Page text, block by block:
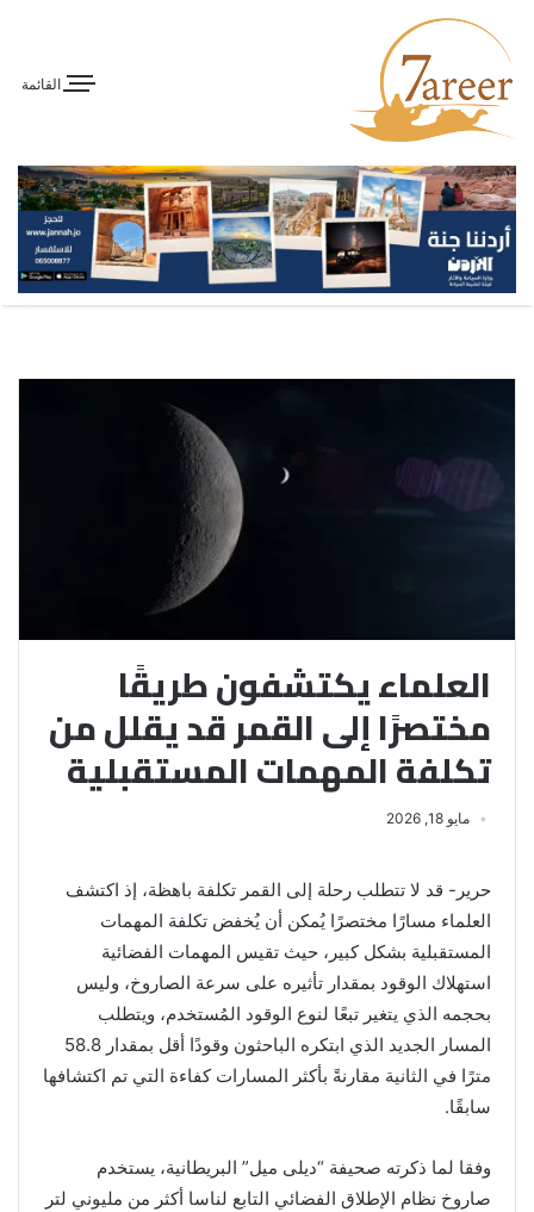
القائمة
العلماء يكتشفون طريقًا
مختصرًا إلى القمر قد يقلل من
تكلفة المهمات المستقبلية
مايو 18, 2026
حرير- قد لا تتطلب رحلة إلى القمر تكلفة باهظة، إذ اكتشف
العلماء مسارًا مختصرًا يُمكن أن يُخفض تكلفة المهمات
المستقبلية بشكل كبير، حيث تقيس المهمات الفضائية
استهلاك الوقود بمقدار تأثيره على سرعة الصاروخ، وليس
بحجمه الذي يتغير تبعًا لنوع الوقود المُستخدم، ويتطلب
المسار الجديد الذي ابتكره الباحثون وقودًا أقل بمقدار 58.8
مترًا في الثانية مقارنةً بأكثر المسارات كفاءة التي تم اكتشافها
سابقًا.
وفقا لما ذكرته صحيفة “ديلى ميل” البريطانية، يستخدم
صاروخ نظام الإطلاق الفضائي التابع لناسا أكثر من مليوني لتر